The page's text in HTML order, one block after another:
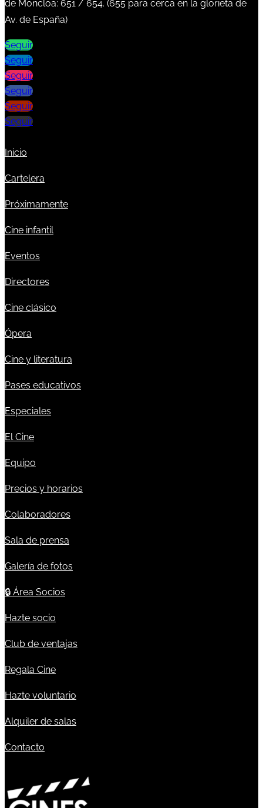
de Moncloa: 651 / 654. (655 para cerca en la glorieta de
Av. de España)
Seguir
Seguir
Seguir
Seguir
Seguir
Seguir
Inicio
Cartelera
Próximamente
Cine infantil
Eventos
Directores
Cine clásico
Ópera
Cine y literatura
Pases educativos
Especiales
El Cine
Equipo
Precios y horarios
Colaboradores
Sala de prensa
Galería de fotos
🔒 Área Socios
Hazte socio
Club de ventajas
Regala Cine
Hazte voluntario
Alquiler de salas
Contacto